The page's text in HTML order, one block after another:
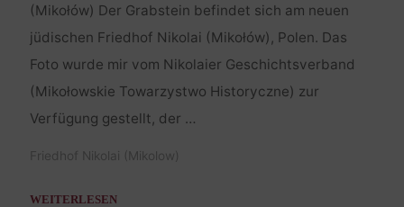
(Mikołów) Der Grabstein befindet sich am neuen
jüdischen Friedhof Nikolai (Mikołów), Polen. Das
Foto wurde mir vom Nikolaier Geschichtsverband
(Mikołowskie Towarzystwo Historyczne) zur
Verfügung gestellt, der …
Friedhof Nikolai (Mikolow)
WEITERLESEN"Elkel,